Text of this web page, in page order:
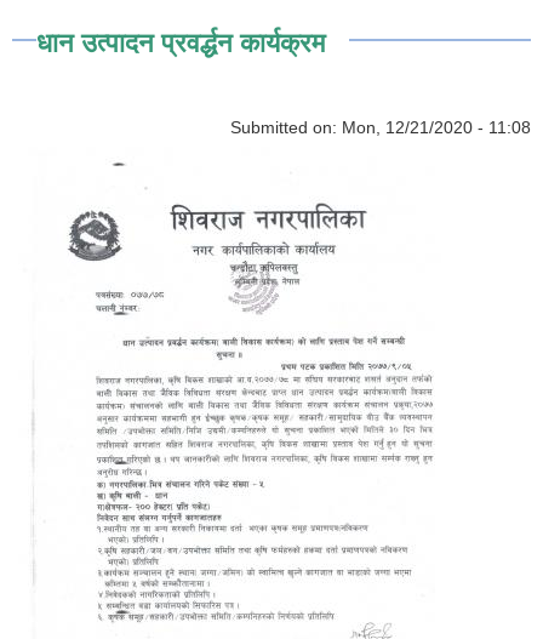
धान उत्पादन प्रवर्द्धन कार्यक्रम
Submitted on: Mon, 12/21/2020 - 11:08